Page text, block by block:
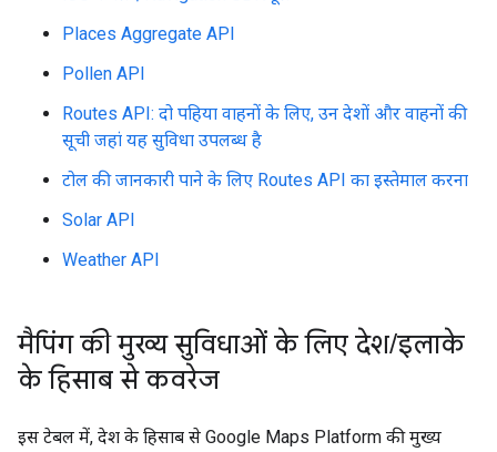
Places Aggregate API
Pollen API
Routes API: दो पहिया वाहनों के लिए, उन देशों और वाहनों की
सूची जहां यह सुविधा उपलब्ध है
टोल की जानकारी पाने के लिए Routes API का इस्तेमाल करना
Solar API
Weather API
मैपिंग की मुख्य सुविधाओं के लिए देश/इलाके
के हिसाब से कवरेज
इस टेबल में, देश के हिसाब से Google Maps Platform की मुख्य